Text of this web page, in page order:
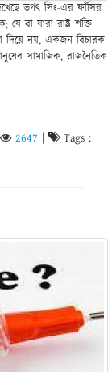
ভগৎ সিং-এর ফাঁসির
বা যারা রাষ্ট্র শক্তি
দিয়ে নয়, একজন বিচারক
সামাজিক, রাজনৈতিক
2647 Tags :